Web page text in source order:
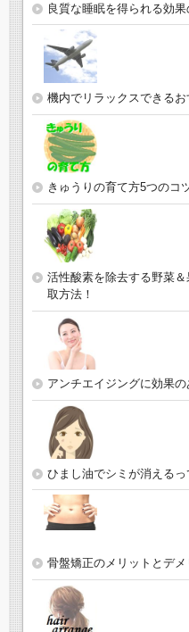
良質な睡眠を得られる効
機内でリラックスできるお
きゅうりの育て方5つのコ
活性酸素を除去する野菜
取方法！
アンチエイジングに効果
ひまし油でシミが消える
骨盤矯正のメリットとデメ